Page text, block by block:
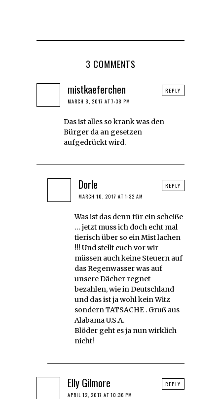
3 COMMENTS
mistkaeferchen
MARCH 8, 2017 AT 7:38 PM
Das ist alles so krank was den
Bürger da an gesetzen
aufgedrückt wird.
REPLY
Dorle
MARCH 10, 2017 AT 1:32 AM
Was ist das denn für ein scheiße
… jetzt muss ich doch echt mal
tierisch über so ein Mist lachen
!!! Und stellt euch vor wir
müssen auch keine Steuern auf
das Regenwasser was auf
unsere Dächer regnet
bezahlen, wie in Deutschland
und das ist ja wohl kein Witz
sondern TATSACHE . Gruß aus
Alabama U.S.A.
Blöder geht es ja nun wirklich
nicht!
REPLY
Elly Gilmore
APRIL 12, 2017 AT 10:36 PM
REPLY